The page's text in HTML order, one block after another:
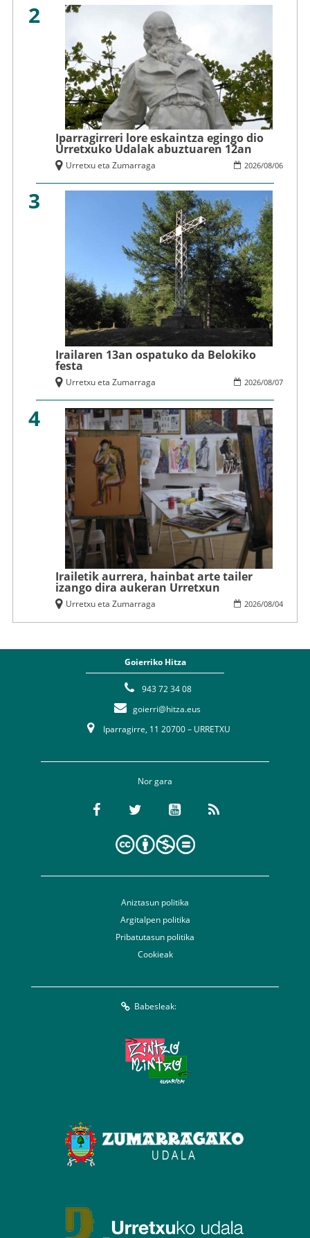
2
Iparragirreri lore eskaintza egingo dio
Urretxuko Udalak abuztuaren 12an
2026/08/06
Urretxu eta Zumarraga
3
Irailaren 13an ospatuko da Belokiko
festa
2026/08/07
Urretxu eta Zumarraga
4
Irailetik aurrera, hainbat arte tailer
izango dira aukeran Urretxun
2026/08/04
Urretxu eta Zumarraga
Goierriko Hitza
943 72 34 08
goierri@hitza.eus
Iparragirre, 11 20700 – URRETXU
Nor gara
Aniztasun politika
Argitalpen politika
Pribatutasun politika
Cookieak
Babesleak: